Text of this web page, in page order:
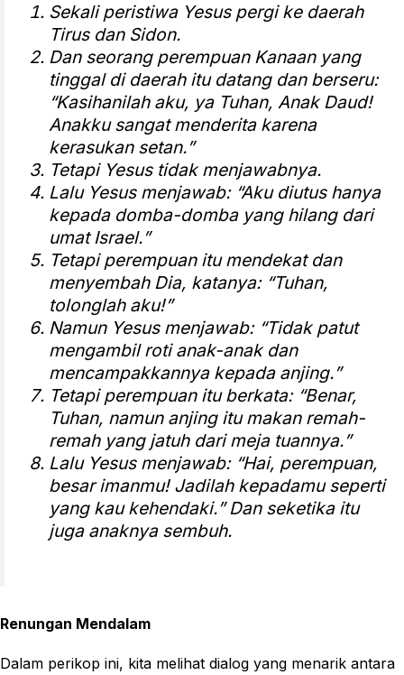
Sekali peristiwa Yesus pergi ke daerah
Tirus dan Sidon.
Dan seorang perempuan Kanaan yang
tinggal di daerah itu datang dan berseru:
“Kasihanilah aku, ya Tuhan, Anak Daud!
Anakku sangat menderita karena
kerasukan setan.”
Tetapi Yesus tidak menjawabnya.
Lalu Yesus menjawab: “Aku diutus hanya
kepada domba-domba yang hilang dari
umat Israel.”
Tetapi perempuan itu mendekat dan
menyembah Dia, katanya: “Tuhan,
tolonglah aku!”
Namun Yesus menjawab: “Tidak patut
mengambil roti anak-anak dan
mencampakkannya kepada anjing.”
Tetapi perempuan itu berkata: “Benar,
Tuhan, namun anjing itu makan remah-
remah yang jatuh dari meja tuannya.”
Lalu Yesus menjawab: “Hai, perempuan,
besar imanmu! Jadilah kepadamu seperti
yang kau kehendaki.” Dan seketika itu
juga anaknya sembuh.
Renungan Mendalam
Dalam perikop ini, kita melihat dialog yang menarik antara